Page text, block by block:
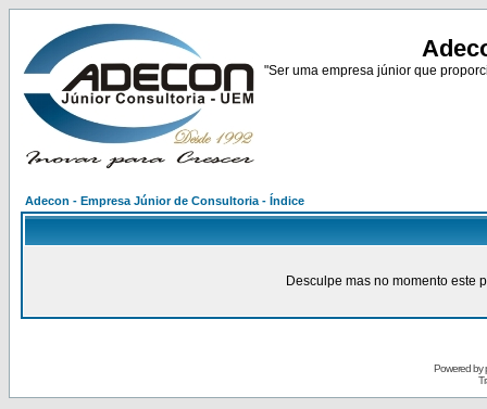
"Ser uma empresa júnior que
Adecon - Empresa Júnior de Consultoria - Índice
Desculpe mas no momento este
Powered by